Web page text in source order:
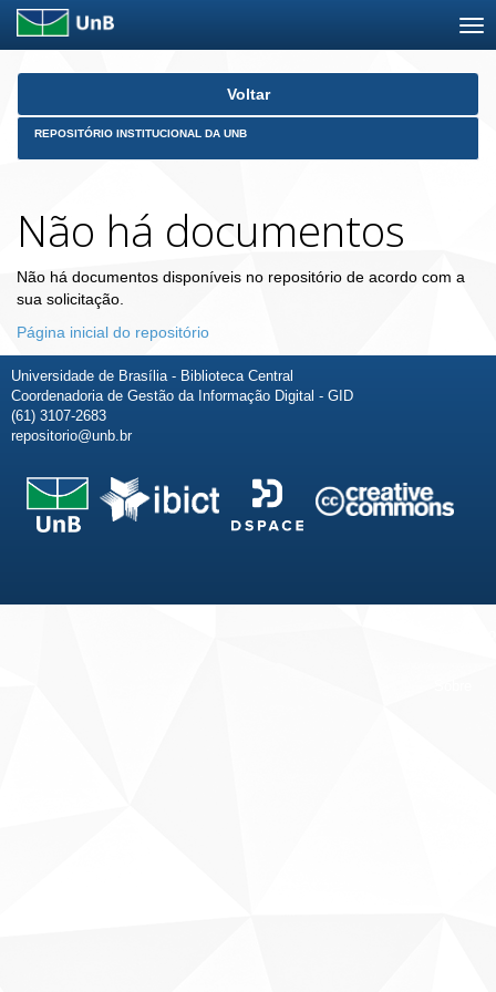
Skip
Voltar
REPOSITÓRIO INSTITUCIONAL DA UNB
Não há documentos
Não há documentos disponíveis no repositório de acordo com a
sua solicitação.
Página inicial do repositório
Universidade de Brasília - Biblioteca Central
Coordenadoria de Gestão da Informação Digital - GID
(61) 3107-2683
repositorio@unb.br